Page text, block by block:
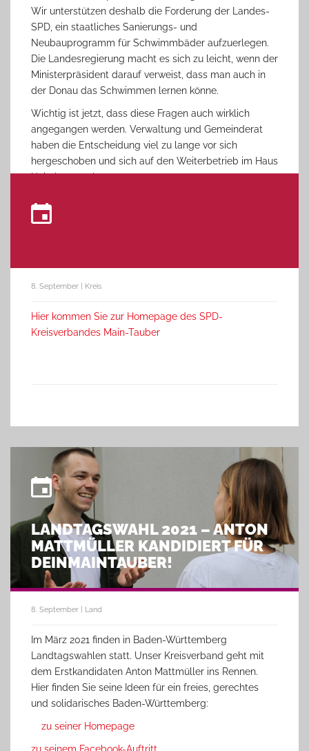
Wir unterstützen deshalb die Forderung der Landes-
SPD, ein staatliches Sanierungs- und
Neubauprogramm für Schwimmbäder aufzuerlegen.
Die Landesregierung macht es sich zu leicht, wenn der
Ministerpräsident darauf verweist, dass man auch in
der Donau das Schwimmen lernen könne.
Wichtig ist jetzt, dass diese Fragen auch wirklich
angegangen werden. Verwaltung und Gemeinderat
haben die Entscheidung viel zu lange vor sich
hergeschoben und sich auf den Weiterbetrieb im Haus
Heimberg verlassen.
8. September | Kreis
Hier kommen Sie zur Homepage des SPD-
Kreisverbandes Main-Tauber
LANDTAGSWAHL 2021 – ANTON
MATTMÜLLER KANDIDIERT FÜR
DEINMAINTAUBER!
8. September | Land
Im März 2021 finden in Baden-Württemberg
Landtagswahlen statt. Unser Kreisverband geht mit
dem Erstkandidaten Anton Mattmüller ins Rennen.
Hier finden Sie seine Ideen für ein freies, gerechtes
und solidarisches Baden-Württemberg:
zu seiner Homepage